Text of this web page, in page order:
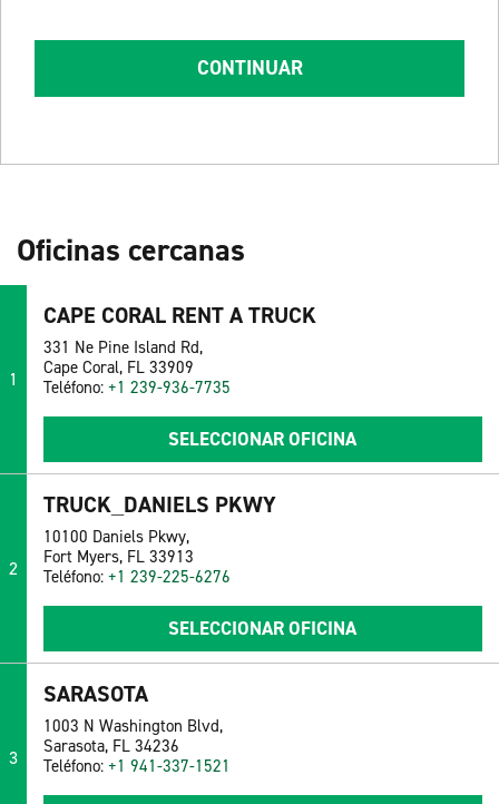
CONTINUAR
Oficinas cercanas
1
CAPE CORAL RENT A TRUCK
331 Ne Pine Island Rd,
Cape Coral, FL 33909
Teléfono: +1 239-936-7735
SELECCIONAR OFICINA
2
TRUCK_DANIELS PKWY
10100 Daniels Pkwy,
Fort Myers, FL 33913
Teléfono: +1 239-225-6276
SELECCIONAR OFICINA
3
SARASOTA
1003 N Washington Blvd,
Sarasota, FL 34236
Teléfono: +1 941-337-1521